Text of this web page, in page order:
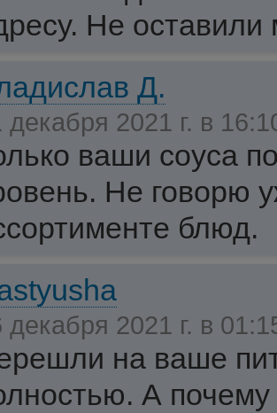
Не
Д.
декабря 2021 г. в
ваши соуса
Не говорю
блюд.
декабря 2021 г. в
на ваше
А почему